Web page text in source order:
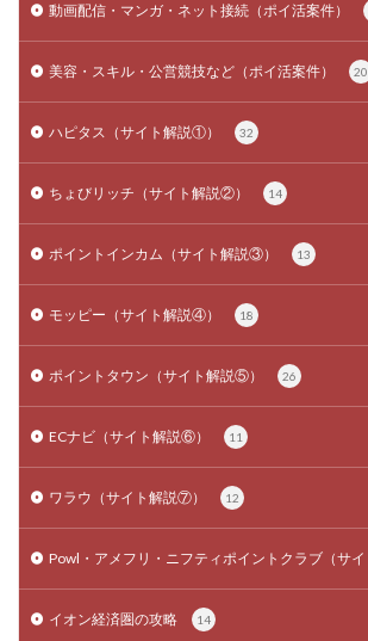
動画配信・マンガ・ネット接続（ポイ活案件）
美容・スキル・公営競技など（ポイ活案件） 20
ハピタス（サイト解説①） 32
ちょびリッチ（サイト解説②） 14
ポイントインカム（サイト解説③） 13
モッピー（サイト解説④） 18
ポイントタウン（サイト解説⑤） 26
ECナビ（サイト解説⑥） 11
ワラウ（サイト解説⑦） 12
Powl・アメフリ・ニフティポイントクラブ（サ
イオン経済圏の攻略 14